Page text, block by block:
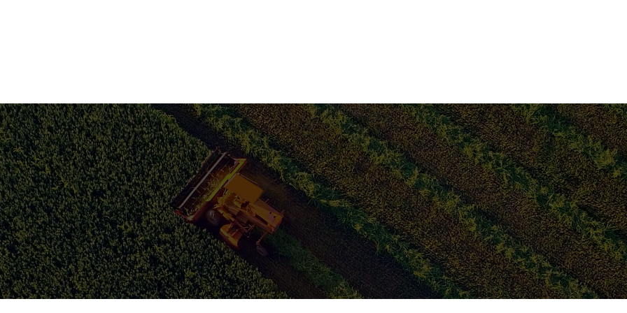
Продажи
Минеральные удобрения
Промышленная и кормовая
продукция